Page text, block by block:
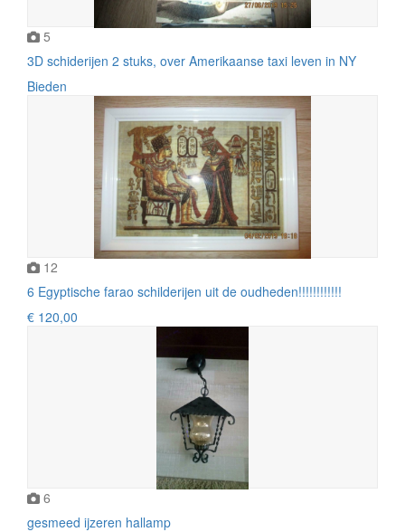
5
3D schiderijen 2 stuks, over Amerikaanse taxi leven in NY
Bieden
12
6 Egyptische farao schilderijen uit de oudheden!!!!!!!!!!!!
€ 120,00
6
gesmeed ijzeren hallamp